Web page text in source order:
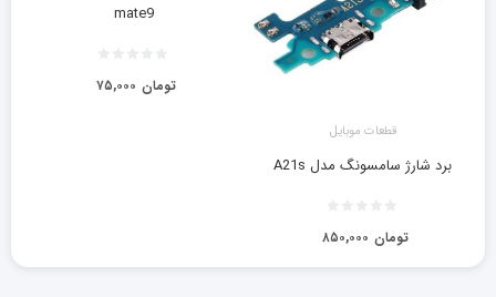
قطعات موبایل
برد شارژ سامسونگ مدل A21s
۸۵۰,۰۰۰ تومان
mate9
۷۵,۰۰۰ تومان